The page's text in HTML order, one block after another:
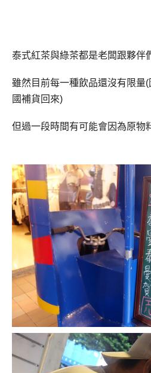
泰式紅茶與綠茶都是老闆跟夥伴
雖然目前每一種飲品還沒有限量
國補貨回來)
但過一段時間有可能會因為原物